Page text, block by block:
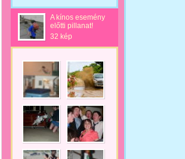
A kínos esemény
előtti pillanat!
32 kép